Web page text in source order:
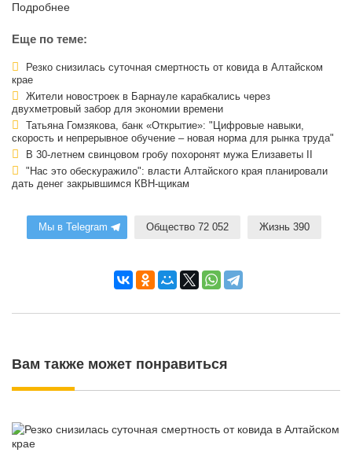
Подробнее
Еще по теме:
Резко снизилась суточная смертность от ковида в Алтайском
крае
Жители новостроек в Барнауле карабкались через
двухметровый забор для экономии времени
Татьяна Гомзякова, банк «Открытие»: "Цифровые навыки,
скорость и непрерывное обучение – новая норма для рынка труда"
В 30-летнем свинцовом гробу похоронят мужа Елизаветы II
"Нас это обескуражило": власти Алтайского края планировали
дать денег закрывшимся КВН-щикам
Мы в Telegram Общество 72 052 Жизнь 390
Вам также может понравиться